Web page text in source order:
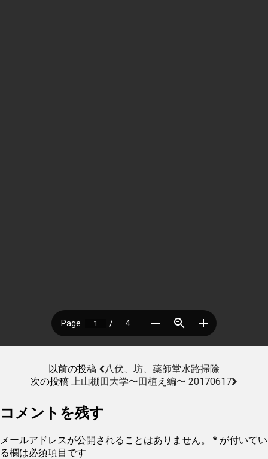
以前の投稿
八伏、坊、薬師堂水路掃除
次の投稿 上山棚田大学〜田植え編〜 20170617
コメントを残す
メールアドレスが公開されることはありません。 * が付いてい
る欄は必須項目です